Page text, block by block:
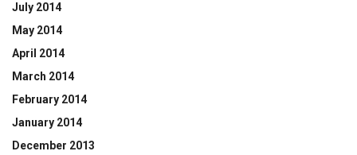
July 2014
May 2014
April 2014
March 2014
February 2014
January 2014
December 2013